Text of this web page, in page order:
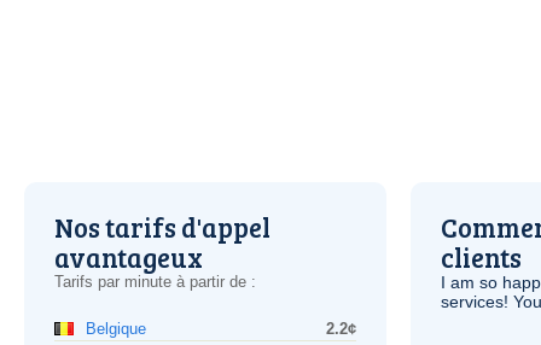
Nos tarifs d'appel
avantageux
Tarifs par minute à partir de :
Belgique
2.2¢
clients
I am so
services!